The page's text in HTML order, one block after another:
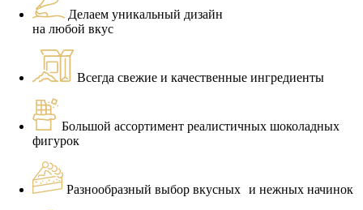
Делаем уникальный дизайн
на любой вкус
Всегда свежие и качественные ингредиенты
Большой ассортимент реалистичных шоколадных
фигурок
Разнообразный выбор вкусных и нежных начинок